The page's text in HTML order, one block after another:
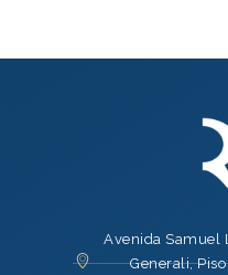
Avenida Samuel
Generali,